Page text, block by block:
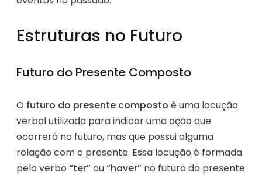
Estruturas no Futuro
Futuro do Presente Composto
O futuro do presente composto é uma locução
verbal utilizada para indicar uma ação que
ocorrerá no futuro, mas que possui alguma
relação com o presente. Essa locução é formada
pelo verbo “ter”ou“haver” no futuro do presente